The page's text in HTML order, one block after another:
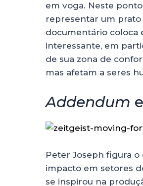
em voga. Neste
representar um prato
documentário coloca
interessante, em
de sua zona de
mas afetam a seres
Addendum e
Peter Joseph figura
impacto em setores
se inspirou na